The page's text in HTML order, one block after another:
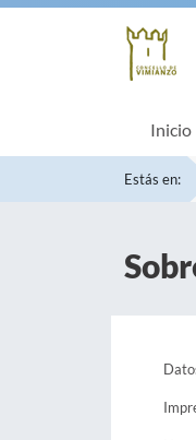
Inicio
Estás en: